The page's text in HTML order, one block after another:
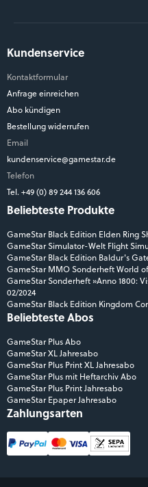
Kundenservice
Kontaktformular
Anfrage einreichen
Abo kündigen
Bestellung widerrufen
Email
kundenservice@gamestar.de
Telefon
Tel. +49 (0) 89 244 136 606
Beliebteste Produkte
GameStar Black Edition Elden Ring
GameStar Simulator-Welt Flight
GameStar Black Edition Baldur's
GameStar MMO Sonderheft World
GameStar Sonderheft »Anno 1800:
02/2024
GameStar Black Edition Kingdom
Beliebteste Abos
GameStar Plus Abo
GameStar XL Jahresabo
GameStar Plus Print XL Jahresabo
GameStar Plus mit Heftarchiv Abo
GameStar Plus Print Jahresabo
GameStar Epaper Jahresabo
Zahlungsarten